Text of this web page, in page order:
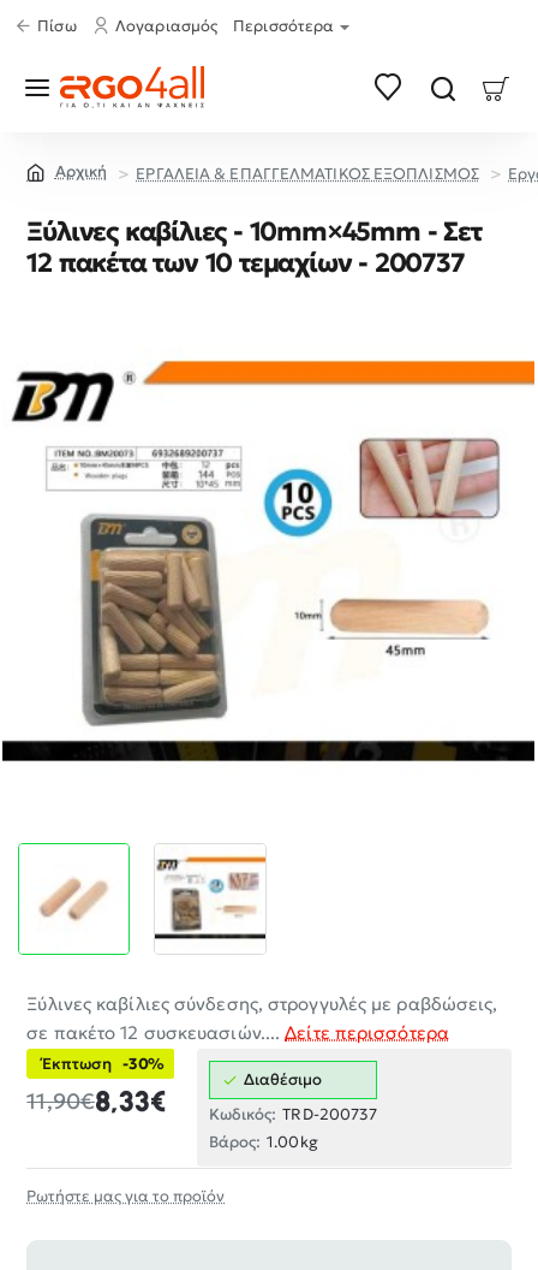
Πίσω Λογαριασμός Περισσότερα
ΕΡΓΑΛΕΙΑ & ΕΠΑΓΓΕΛΜΑΤΙΚΟΣ ΕΞΟΠΛΙΣΜΟΣ
Ξύλινες καβίλιες - 10mm×45mm - Σετ
12 πακέτα των 10 τεμαχίων - 200737
Ξύλινες καβίλιες σύνδεσης, στρογγυλές με ραβδώσεις,
σε πακέτο 12 συσκευασιών....Δείτε περισσότερα
Έκπτωση -30%
8,33€
11,90€
Διαθέσιμο
Κωδικός: TRD-200737
Βάρος: 1.00kg
Ρωτήστε μας για το προϊόν